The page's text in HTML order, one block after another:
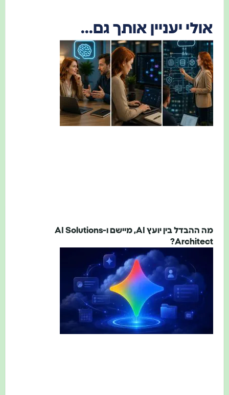
אולי יעניין אותך גם...
מה ההבדל בין יועץ AI, מיישם ו-AI Solutions
Architect?